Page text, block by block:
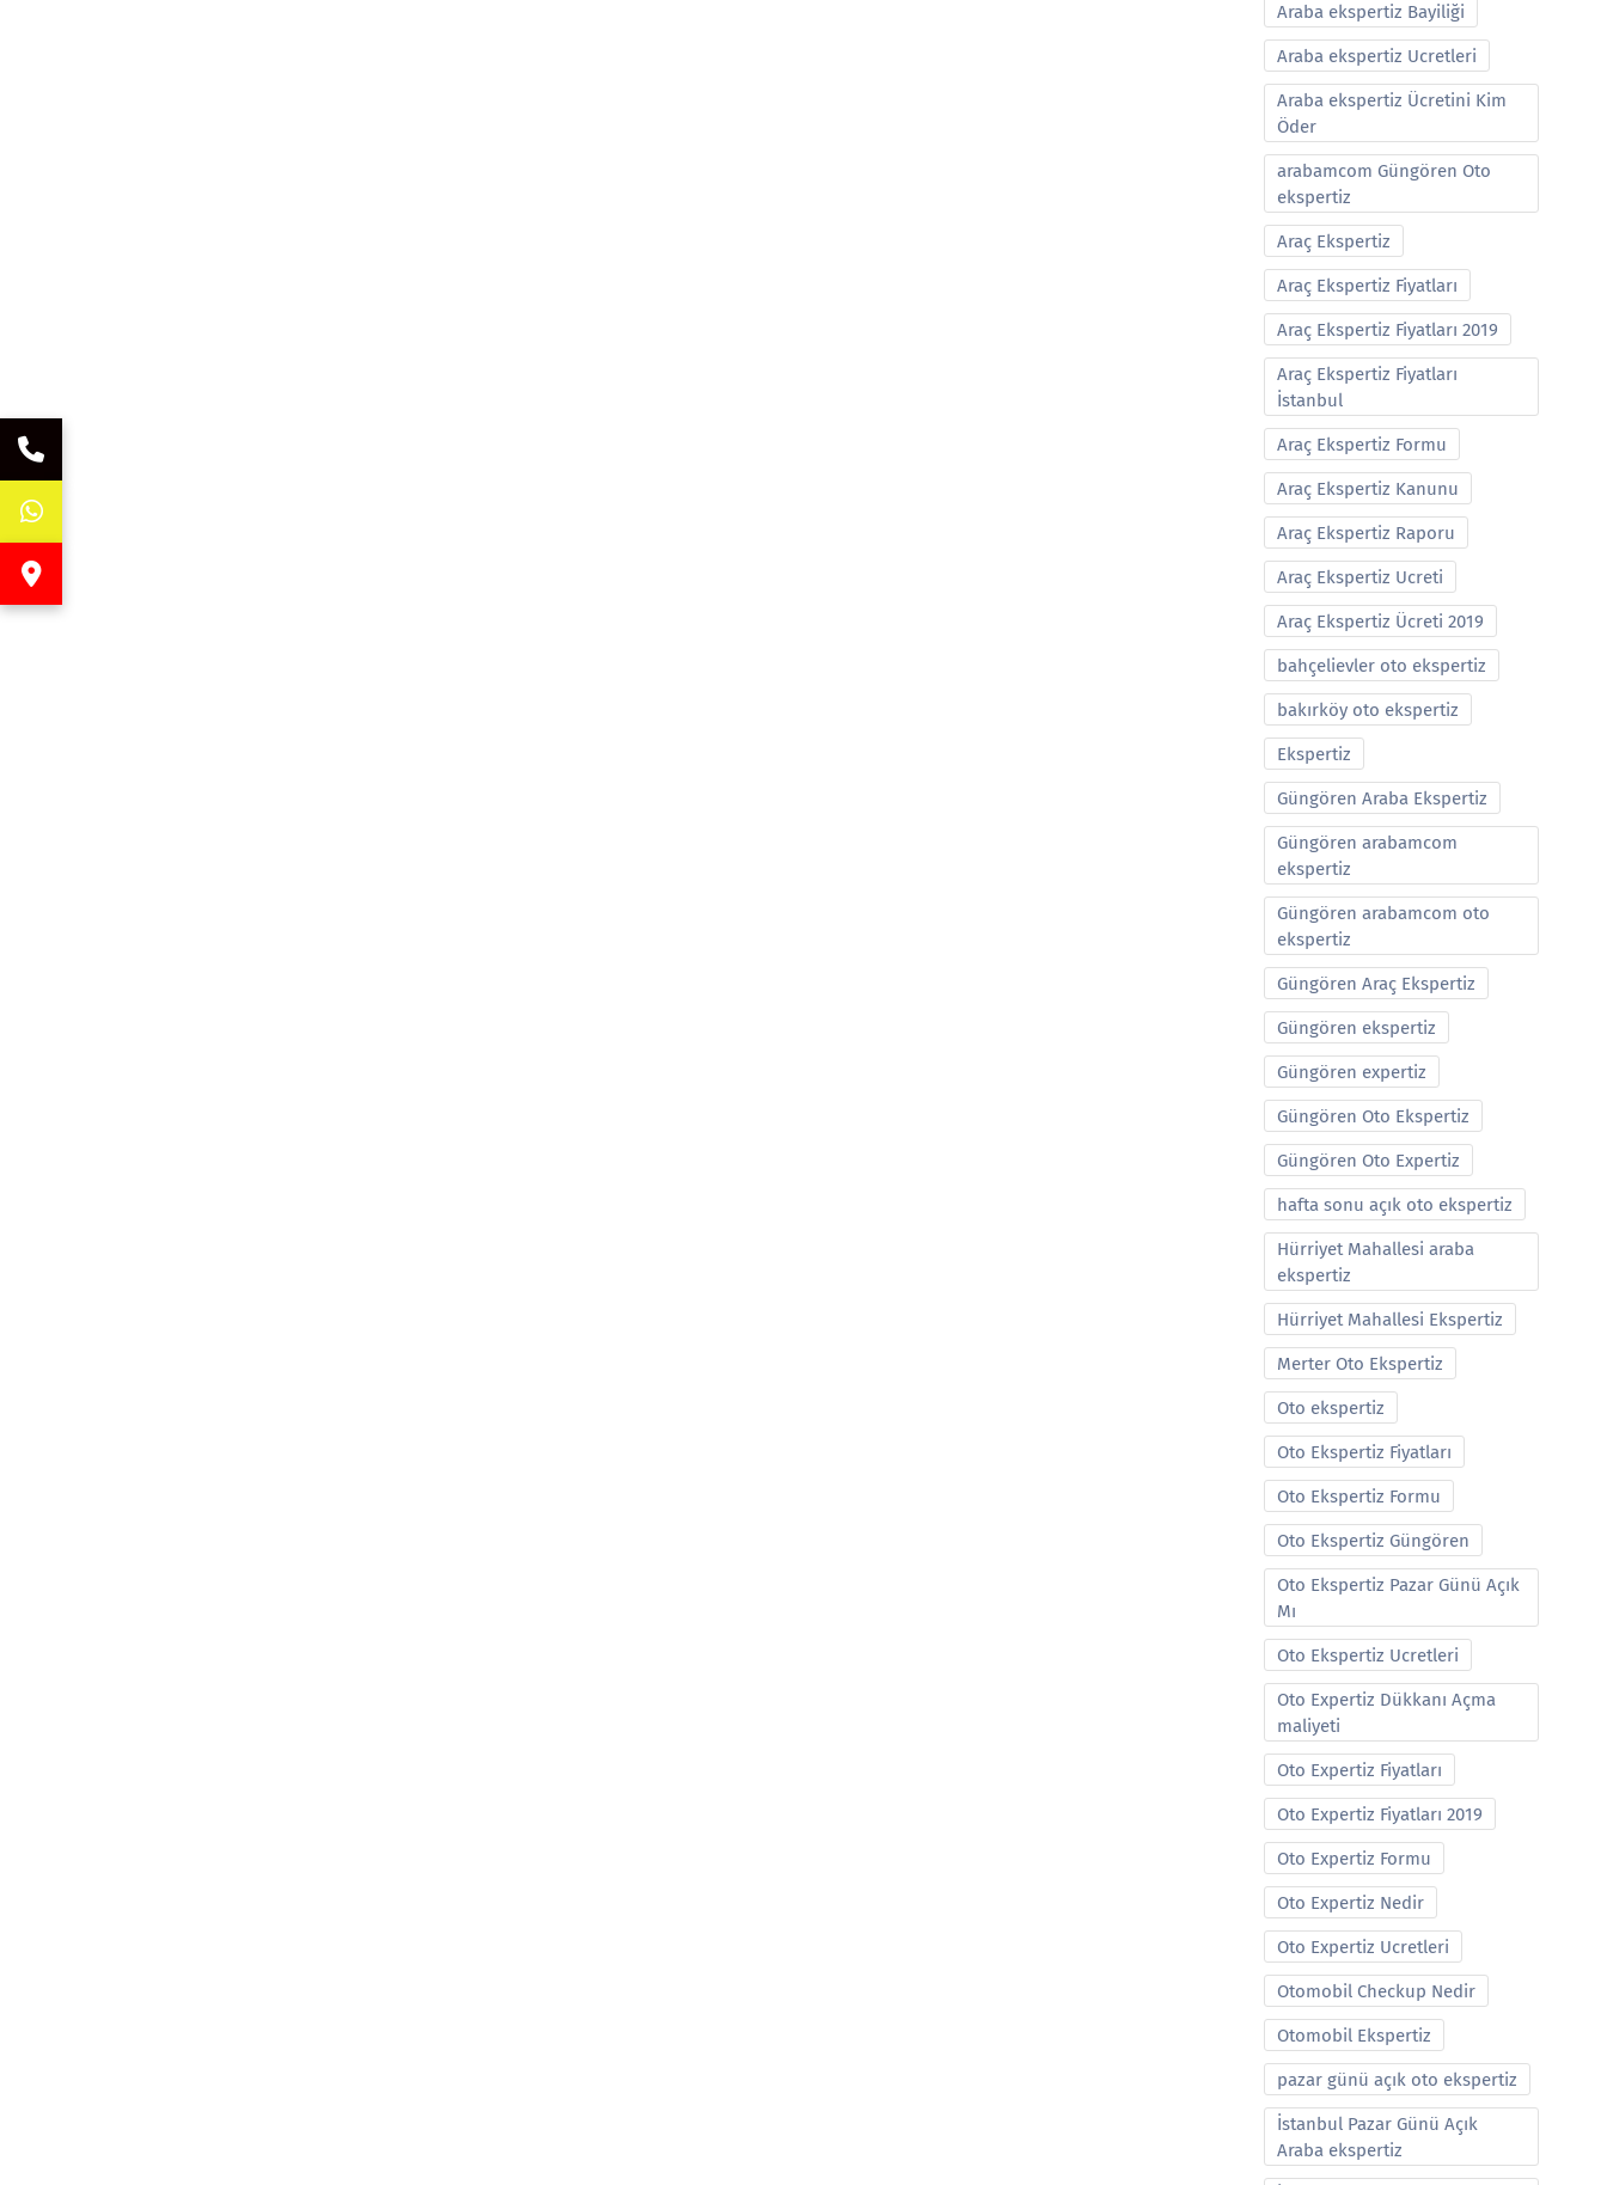
Araba ekspertiz Bayiliği
Araba ekspertiz Ucretleri
Araba ekspertiz Ücretini Kim
Öder
arabamcom Güngören Oto
ekspertiz
Araç Ekspertiz
Araç Ekspertiz Fiyatları
Araç Ekspertiz Fiyatları 2019
Araç Ekspertiz Fiyatları
İstanbul
Araç Ekspertiz Formu
Araç Ekspertiz Kanunu
Araç Ekspertiz Raporu
Araç Ekspertiz Ucreti
Araç Ekspertiz Ücreti 2019
bahçelievler oto ekspertiz
bakırköy oto ekspertiz
Ekspertiz
Güngören Araba Ekspertiz
Güngören arabamcom
ekspertiz
Güngören arabamcom oto
ekspertiz
Güngören Araç Ekspertiz
Güngören ekspertiz
Güngören expertiz
Güngören Oto Ekspertiz
Güngören Oto Expertiz
hafta sonu açık oto ekspertiz
Hürriyet Mahallesi araba
ekspertiz
Hürriyet Mahallesi Ekspertiz
Merter Oto Ekspertiz
Oto ekspertiz
Oto Ekspertiz Fiyatları
Oto Ekspertiz Formu
Oto Ekspertiz Güngören
Oto Ekspertiz Pazar Günü Açık
Mı
Oto Ekspertiz Ucretleri
Oto Expertiz Dükkanı Açma
maliyeti
Oto Expertiz Fiyatları
Oto Expertiz Fiyatları 2019
Oto Expertiz Formu
Oto Expertiz Nedir
Oto Expertiz Ucretleri
Otomobil Checkup Nedir
Otomobil Ekspertiz
pazar günü açık oto ekspertiz
İstanbul Pazar Günü Açık
Araba ekspertiz